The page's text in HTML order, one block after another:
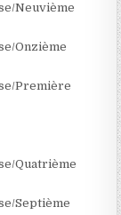
Neuvième
Onzième
Première
Quatrième
Septième